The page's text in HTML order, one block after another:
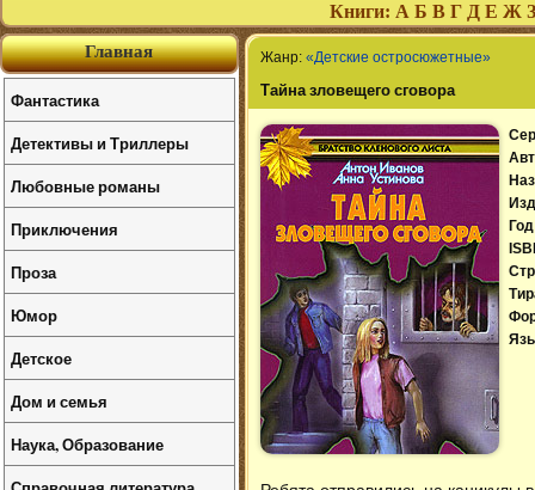
Книги: А Б В Г Д Е Ж З
Жанр: «Детские остросюжетные»
Тайна зловещего сговора
Главная
Фантастика
Детективы и Триллеры
Любовные романы
Приключения
Проза
Юмор
Детское
Дом и семья
Наука, Образование